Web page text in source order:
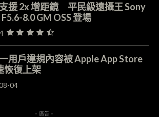
援 2x 增距鏡 平民級遠攝王 Sony
8.0 GM OSS 登場
用戶違規內容被 Apple App Store
恢復上架
04
- 廣告 -